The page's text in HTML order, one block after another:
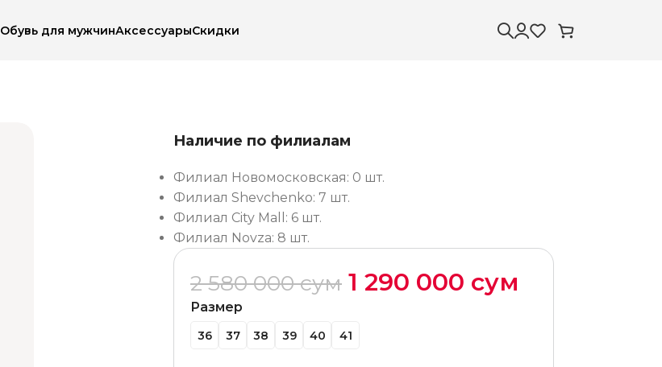
Обувь для мужчинАксессуарыСкидки
Наличие по филиалам
Филиал Новомосковская: 0 шт.
Филиал Shevchenko: 7 шт.
Филиал City Mall: 6 шт.
Филиал Novza: 8 шт.
2 580 000сум 1 290 000 сум
Размер
36 37 38 39 40 41